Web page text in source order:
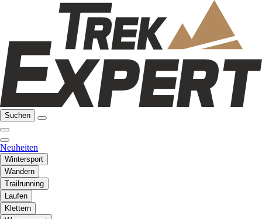
Suchen
Neuheiten
Wintersport
Wandern
Trailrunning
Laufen
Klettern